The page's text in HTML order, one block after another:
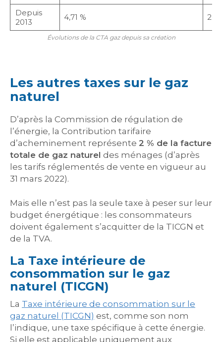
Depuis
2013
4,71 %
Évolutions de la CTA gaz depuis sa création
Les autres taxes sur le gaz
naturel
D’après la Commission de régulation de
l’énergie, la Contribution tarifaire
d’acheminement représente 2 % de la facture
totale de gaz naturel des ménages (d’après
les tarifs réglementés de vente en vigueur au
31 mars 2022).
Mais elle n’est pas la seule taxe à peser sur leur
budget énergétique : les consommateurs
doivent également s’acquitter de la TICGN et
de la TVA.
La Taxe intérieure de
consommation sur le gaz
naturel (TICGN)
La Taxe intérieure de consommation sur le
gaz naturel (TICGN) est, comme son nom
l’indique, une taxe spécifique à cette énergie.
Si elle est applicable uniquement aux